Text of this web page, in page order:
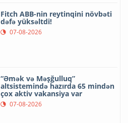
Fitch ABB-nin reytinqini növbəti
dəfə yüksəltdi!
07-08-2026
“Əmək və Məşğulluq”
altsistemində hazırda 65 mindən
çox aktiv vakansiya var
07-08-2026